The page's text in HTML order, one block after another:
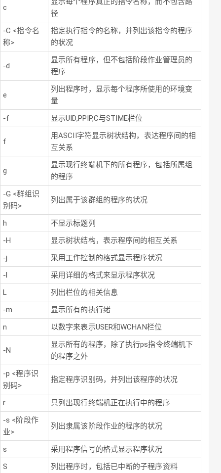
c
径
-C <指令名
称>
指定执行指令的名称，并列出该指令的程序
的状况
-d
显示所有程序，但不包括阶段作业管理员的
程序
e
列出程序时，显示每个程序所使用的环境变
量
-f
显示UID,PPIP,C与STIME栏位
f
用ASCII字符显示树状结构，表达程序间的相
互关系
g
显示现行终端机下的所有程序，包括所属组
的程序
-G <群组识
别码>
列出属于该群组的程序的状况
h
不显示标题列
-H
显示树状结构，表示程序间的相互关系
-j
采用工作控制的格式显示程序状况
-l
采用详细的格式来显示程序状况
L
列出栏位的相关信息
-m
显示所有的执行绪
n
以数字来表示USER和WCHAN栏位
-N
显示所有的程序，除了执行ps指令终端机下
的程序之外
-p <程序识
别码>
指定程序识别码，并列出该程序的状况
r
只列出现行终端机正在执行中的程序
-s <阶段作
业>
列出隶属该阶段作业的程序的状况
s
采用程序信号的格式显示程序状况
S
列出程序时，包括已中断的子程序资料